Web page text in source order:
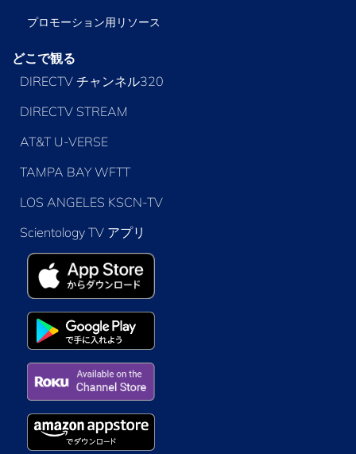
プロモーション用リソース
どこで観る
DIRECTV チャンネル320
DIRECTV STREAM
AT&T U-VERSE
TAMPA BAY WFTT
LOS ANGELES KSCN-TV
Scientology TV アプリ